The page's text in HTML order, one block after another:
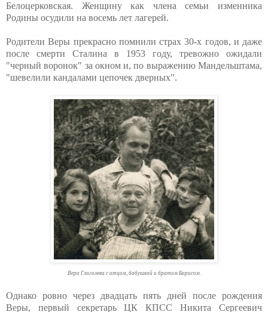
Белоцерковская. Женщину как члена семьи изменника
Родины осудили на восемь лет лагерей.
Родители Веры прекрасно помнили страх 30-х годов, и даже
после смерти Сталина в 1953 году, тревожно ожидали
"черный воронок" за окном и, по выражению Мандельштама,
"шевелили кандалами цепочек дверных".
Вера Глаголева с отцом, бабушкой и братом Борисом.
Однако ровно через двадцать пять дней после рождения
Веры, первый секретарь ЦК КПСС Никита Сергеевич